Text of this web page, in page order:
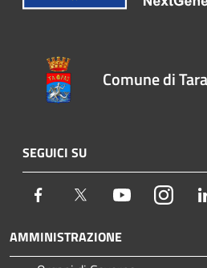
Comune di
SEGUICI SU
Facebook Twitter Youtube
AMMINISTRAZIONE